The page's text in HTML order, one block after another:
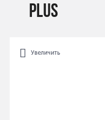
Plus
Увеличить